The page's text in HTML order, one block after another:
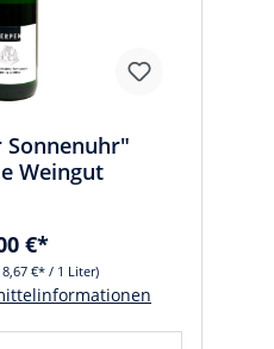
Sonnenuhr"
Weingut
€* / 1 Liter)
€*